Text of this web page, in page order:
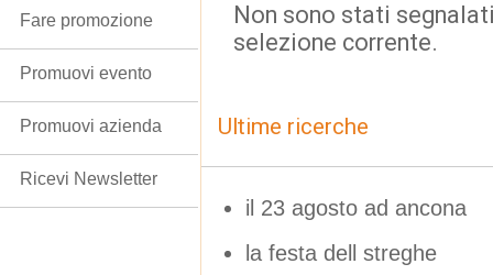
Non sono stati
selezione corrente.
Ultime ricerche
il 23 agosto ad ancona
la festa dell streghe
Fare promozione
Promuovi evento
Promuovi azienda
Ricevi Newsletter